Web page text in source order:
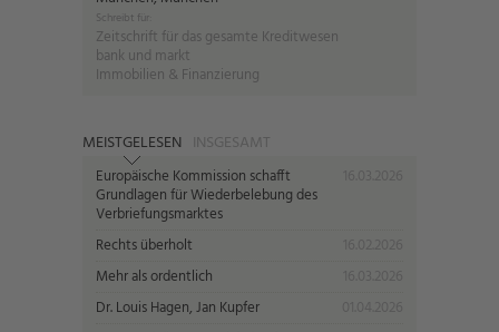
Schreibt für:
Zeitschrift für das gesamte Kreditwesen
bank und markt
Immobilien & Finanzierung
MEISTGELESEN INSGESAMT
Europäische Kommission schafft
Grundlagen für Wiederbelebung des
Verbriefungsmarktes
Rechts überholt
Mehr als ordentlich
Dr. Louis Hagen, Jan Kupfer